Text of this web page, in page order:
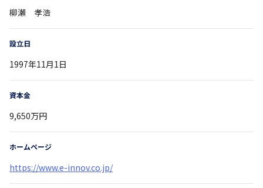
柳瀬 孝浩
設立日
1997年11月1日
資本金
9,650万円
ホームページ
https://www.e-innov.co.jp/